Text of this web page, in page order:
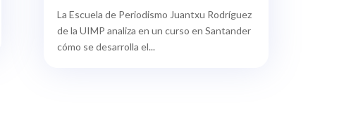
La Escuela de Periodismo Juantxu Rodríguez
de la UIMP analiza en un curso en Santander
cómo se desarrolla el...